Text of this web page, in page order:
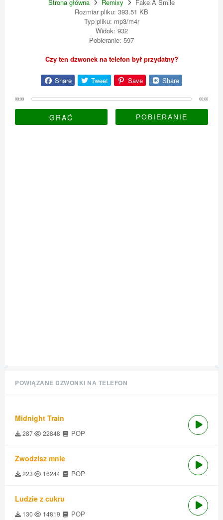
Strona główna Remixy
Fake A Smile
Rozmiar pliku: 393.51 KB
Typ pliku: mp3/m4r
Widok: 932
Pobieranie: 597
Czy ten dzwonek na telefon był przydatny?
Share Tweet Save Share
00:00 00:00
GRAĆ
POWIĄZANE DZWONKI NA TELEFON
Midnight Train
287 22848 POP
Zwodzisz mnie
223 16244 POP
Ludzie z cukru
130 14819 POP